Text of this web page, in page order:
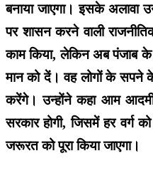
बनाया जाएगा। इसके अलावा
पर शासन करने वाली
काम किया, लेकिन अब पंजाब
मान को दें। वह लोगों के सपने
करेंगे। उन्होंने कहा आम
सरकार होगी, जिसमें हर वर्ग
जरूरत को पूरा किया जाएगा।